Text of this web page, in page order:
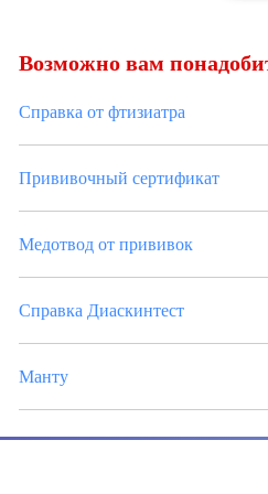
Возможно вам
Справка от фтизиатра
Прививочный сертификат
Медотвод от прививок
Справка Диаскинтест
Манту